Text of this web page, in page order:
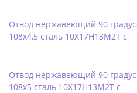
Отвод нержавеющий 90
108х4,5 сталь 10Х17Н13М2Т с
Отвод нержавеющий 90
108х5 сталь 10Х17Н13М2Т с